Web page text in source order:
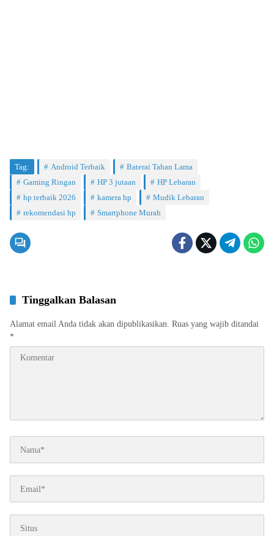
Tag: Android Terbaik
Baterai Tahan Lama
Gaming Ringan
HP 3 jutaan
HP Lebaran
hp terbaik 2026
kamera hp
Mudik Lebaran
rekomendasi hp
Smartphone Murah
Tinggalkan Balasan
Alamat email Anda tidak akan dipublikasikan. Ruas yang wajib ditandai
*